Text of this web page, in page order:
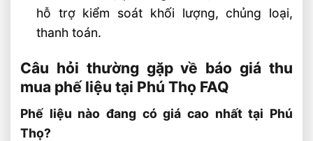
hỗ trợ kiểm soát khối lượng, chủng loại,
thanh toán.
Câu hỏi thường gặp về báo giá thu
mua phế liệu tại Phú Thọ FAQ
Phế liệu nào đang có giá cao nhất tại Phú
Thọ?